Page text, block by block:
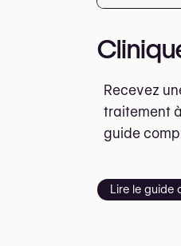
Recevez
traitement
guide
Lire le